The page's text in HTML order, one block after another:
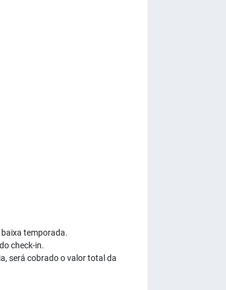
temporada.
check-in.
será cobrado o valor total da